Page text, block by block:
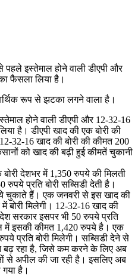
इस्तेमाल होने वाली डीएपी और
फैसला लिया है।
रूप से झटका लगने वाला है।
होने वाली डीएपी और 12-32-16
है। डीएपी खाद की एक बोरी की
32-16 खाद की बोरी की कीमत 200
को खाद की बढ़ी हुई कीमतें चुकानी
देशभर में 1,350 रुपये की मिलती
प्रति बोरी सब्सिडी देती है।
चुकाते हैं। एक जनवरी से इस खाद की
मिलेगी। 12-32-16 खाद की
सरकार इसपर भी 50 रुपये प्रति
में इसकी कीमत 1,420 रुपये है। एक
प्रति बोरी मिलेगी। सब्सिडी देने से
बढ़ रहा है, जिसे कम करने के लिए अब
से अपील की जा रही है। इसलिए अब
है।